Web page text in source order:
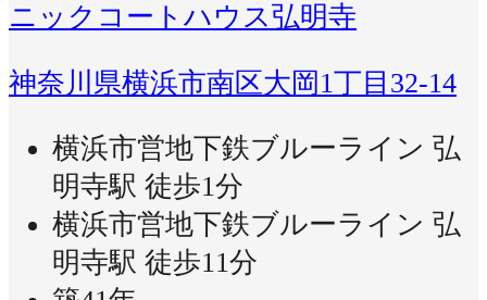
ニックコートハウス弘明寺
神奈川県横浜市南区大岡1丁目32-14
横浜市営地下鉄ブルーライン 弘
明寺駅 徒歩1分
横浜市営地下鉄ブルーライン 弘
明寺駅 徒歩11分